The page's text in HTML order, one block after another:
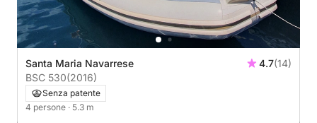
Santa Maria Navarrese 4.7(14)
BSC 530(2016)
Senza patente
4 persone · 5.3 m